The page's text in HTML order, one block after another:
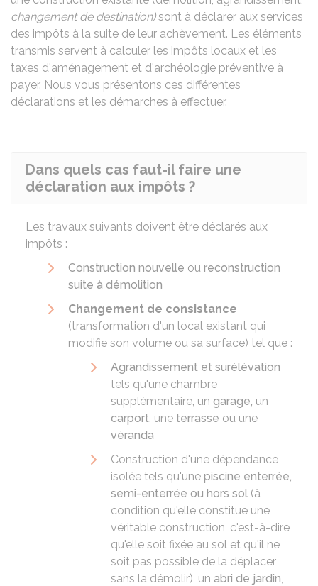
changement de destination)sont à déclarer aux services
des impôts à la suite de leur achèvement. Les éléments
transmis servent à calculer les impôts locaux et les
taxes d'aménagement et d'archéologie préventive à
payer. Nous vous présentons ces différentes
déclarations et les démarches à effectuer.
Dans quels cas faut-il faire une
déclaration aux impôts ?
Les travaux suivants doivent être déclarés aux
impôts :
Construction nouvelle ou reconstruction
suite à démolition
Changement de consistance
(transformation d'un local existant qui
modifie son volume ou sa surface) tel que :
Agrandissement et surélévation
tels qu'une chambre
supplémentaire, un garage, un
carport, une terrasse ou une
véranda
Construction d'une dépendance
isolée tels qu'une piscine enterrée,
semi-enterrée ou hors sol (à
condition qu'elle constitue une
véritable construction, c'est-à-dire
qu'elle soit fixée au sol et qu'il ne
soit pas possible de la déplacer
sans la démolir), un abri de jardin,